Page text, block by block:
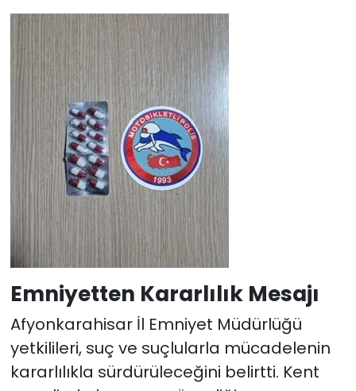
Emniyetten Kararlılık Mesajı
Afyonkarahisar İl Emniyet Müdürlüğü
yetkilileri, suç ve suçlularla mücadelenin
kararlılıkla sürdürüleceğini belirtti. Kent